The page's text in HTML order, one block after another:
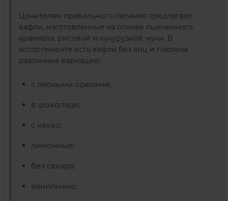
Ценителям правильного питания предлагают
вафли, изготовленные на основе пшеничного
крахмала, рисовой и кукурузной муки. В
ассортименте есть вафли без яиц и глютена
различных вариаций:
с лесными орехами;
в шоколаде;
с какао;
лимонные;
без сахара;
ванильные;